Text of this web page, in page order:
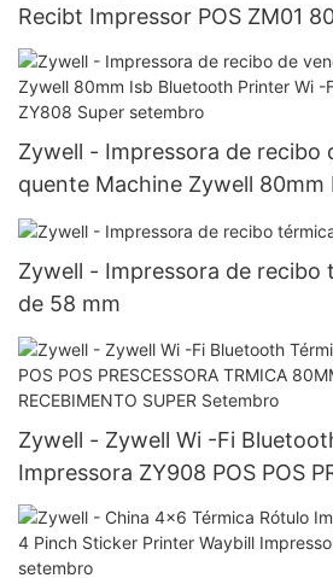
Recibt Impressor POS ZM01
Printer Printer Mobile Recible
Zywell - Impressora de recibo
quente Machine Zywell 80mm
Printer Wi -Fi Printina Térmica
setembro
Zywell - Impressora de recibo
de 58 mm
Zywell - Zywell Wi -Fi
Impressora ZY908 POS POS
TRMICA 80MM PRIMERAÇÃO
SUPER Setembro